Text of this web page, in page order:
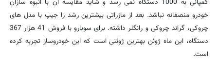
خودرو منصفانه نباشد. بعد از مازراتی بیشترین رشد را جیپ با مدل های
چروکی، گراند چروکی و رانگلر داشته. برای سوبارو با فروش 41 هزار 367
دستگاه، این ماه ژوئن بهترین ژوئنی است که این خودروساز تجربه کرده
است.